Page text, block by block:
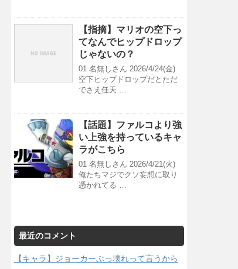
【指摘】マリオの空下っ
てなんでヒップドロップ
じゃないの？
01 名無しさん 2026/4/24(金)
空下ヒップドロップだとただ
でさえ任天 …
【話題】ファルコより強
い上強を持っているキャ
ラがこちら
01 名無しさん 2026/4/21(火)
俺たちマジでクソ妄想に取り
憑かれてる …
最近のコメント
【キャラ】ジョーカーぶっ壊れって言うから